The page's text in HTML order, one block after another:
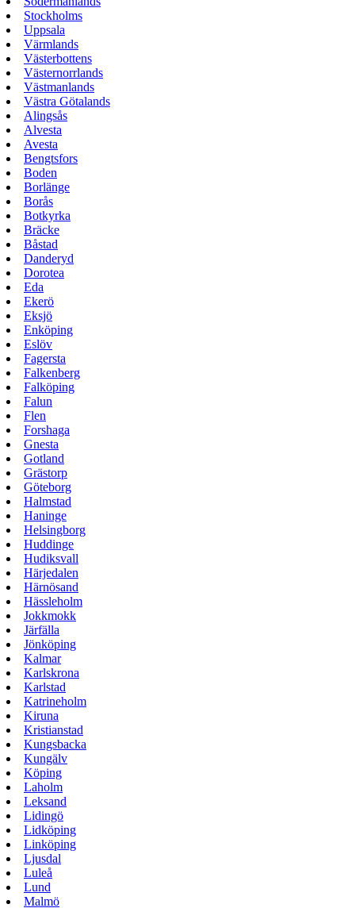
Stockholms
Uppsala
Värmlands
Västerbottens
Västernorrlands
Västmanlands
Västra Götalands
Alingsås
Alvesta
Avesta
Bengtsfors
Boden
Borlänge
Borås
Botkyrka
Bräcke
Båstad
Danderyd
Dorotea
Eda
Ekerö
Eksjö
Enköping
Eslöv
Fagersta
Falkenberg
Falköping
Falun
Flen
Forshaga
Gnesta
Gotland
Grästorp
Göteborg
Halmstad
Haninge
Helsingborg
Huddinge
Hudiksvall
Härjedalen
Härnösand
Hässleholm
Jokkmokk
Järfälla
Jönköping
Kalmar
Karlskrona
Karlstad
Katrineholm
Kiruna
Kristianstad
Kungsbacka
Kungälv
Köping
Laholm
Leksand
Lidingö
Lidköping
Linköping
Ljusdal
Luleå
Lund
Malmö